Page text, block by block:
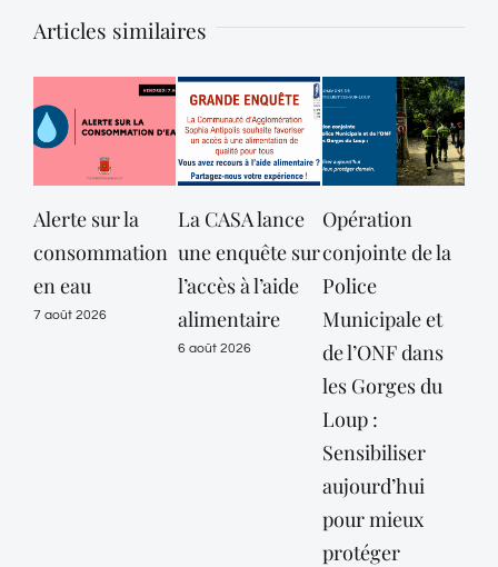
Articles similaires
Alerte sur la
consommation
en eau
7 août 2026
La CASA lance
une enquête sur
l’accès à l’aide
alimentaire
6 août 2026
Opération
conjointe de la
Police
Municipale et
de l’ONF dans
les Gorges du
Loup :
Sensibiliser
aujourd’hui
pour mieux
protéger